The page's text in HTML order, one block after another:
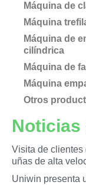
Máquina de
Máquina
Máquina de
cilíndrica
Máquina de
Máquina
Otros
Noticias
Visita de clientes
uñas de alta
Uniwin presenta